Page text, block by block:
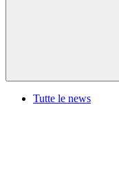
Tutte le news